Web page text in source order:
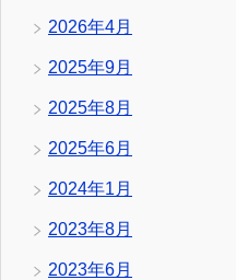
2026年4月
2025年9月
2025年8月
2025年6月
2024年1月
2023年8月
2023年6月